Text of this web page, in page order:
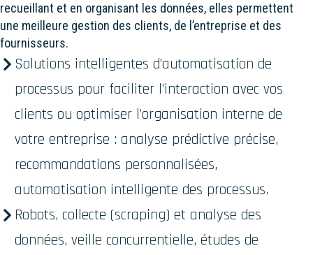
recueillant et en organisant les données, elles permettent
une meilleure gestion des clients, de l’entreprise et des
fournisseurs.
Solutions intelligentes d’automatisation de
processus pour faciliter l’interaction avec vos
clients ou optimiser l’organisation interne de
votre entreprise : analyse prédictive précise,
recommandations personnalisées,
automatisation intelligente des processus.
Robots, collecte (scraping) et analyse des
données, veille concurrentielle, études de